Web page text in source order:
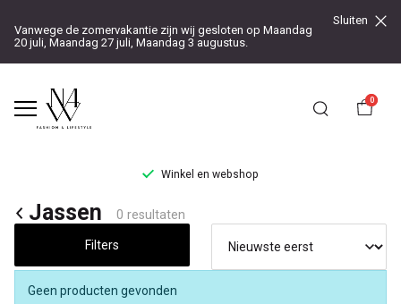
Vanwege de zomervakantie zijn wij gesloten op Maandag
20 juli, Maandag 27 juli, Maandag 3 augustus.
Sluiten
0
Winkel en webshop
Jassen
Noteboom
Jassen 0 resultaten
Filters
Geen producten gevonden